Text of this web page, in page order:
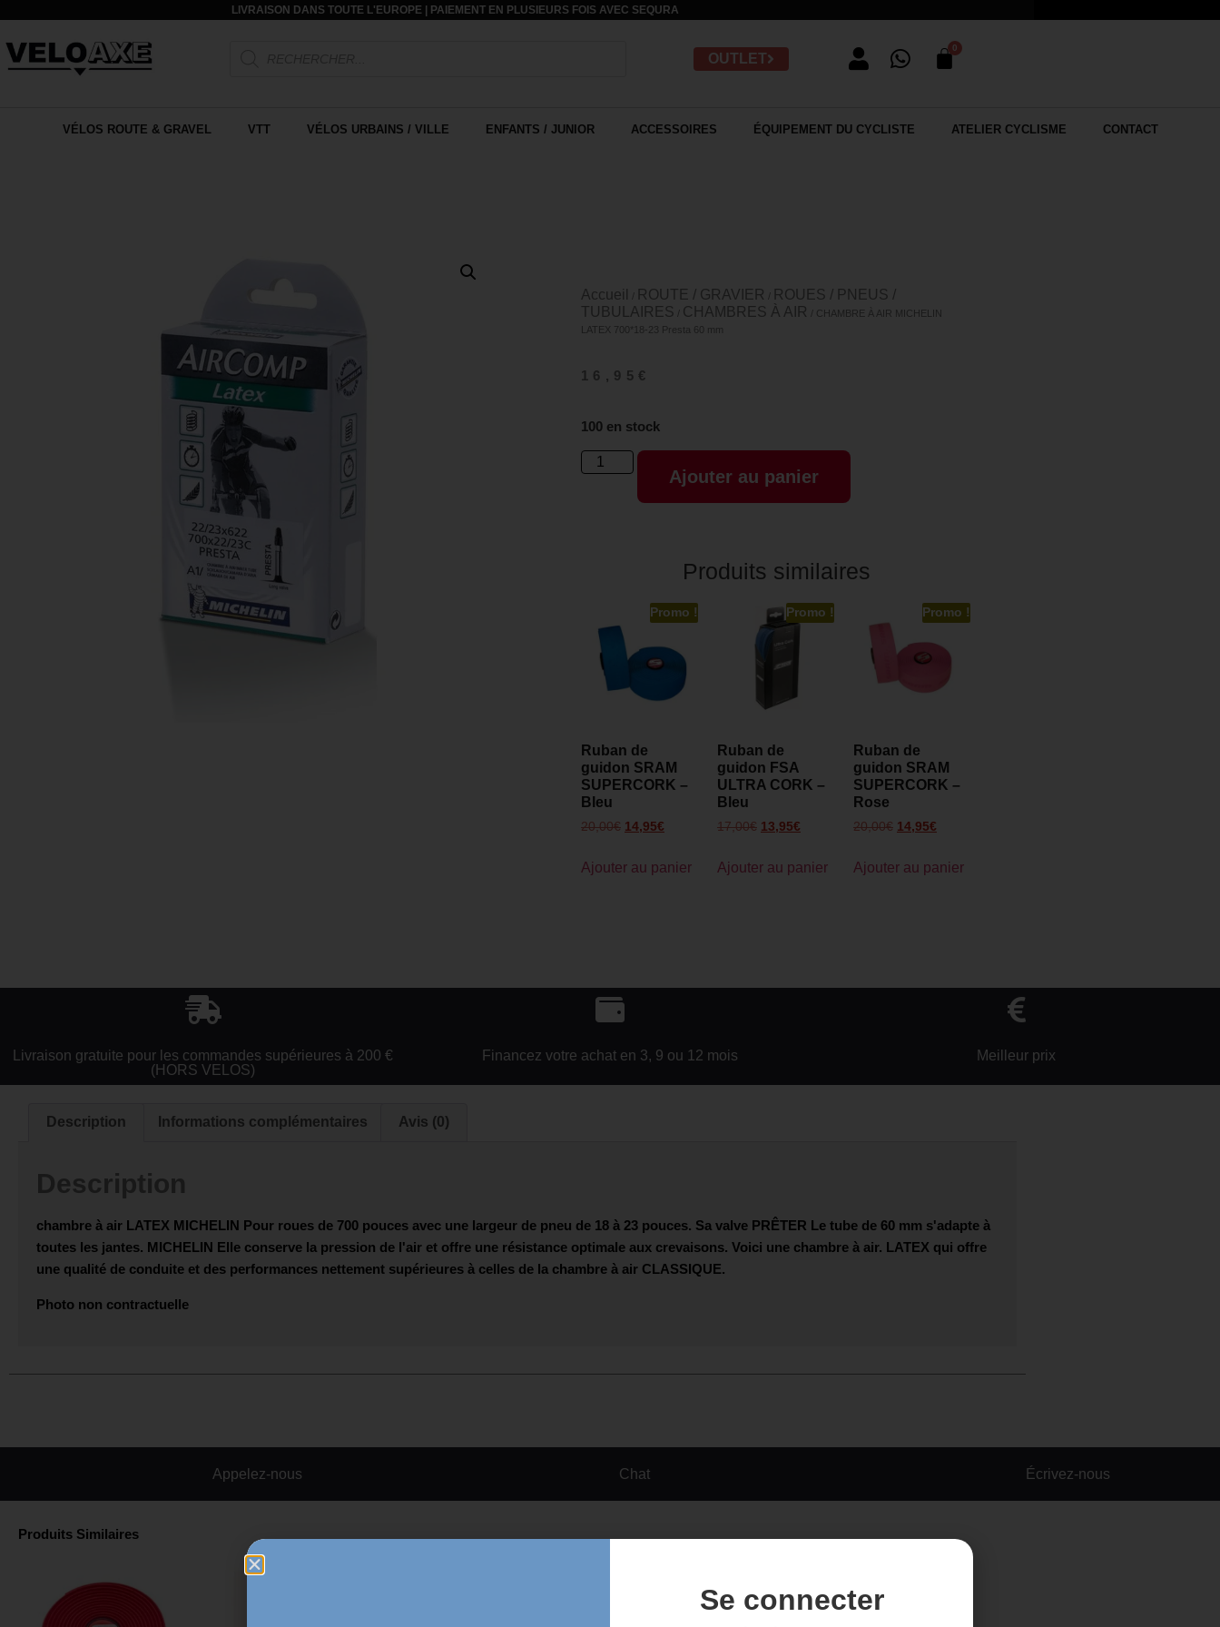
LIVRAISON DANS TOUTE L'EUROPE | PAIEMENT EN PLUSIEURS FOIS AVEC SEQURA
OUTLET
VÉLOS ROUTE & GRAVEL VTT VÉLOS URBAINS / VILLE ENFANTS / JUNIOR ACCESSOIRES ÉQUIPEMENT DU CYCLISTE ATELIER CYCLISME CONTACT
Accueil ROUTE / GRAVIER
ROUES / PNEUS /
TUBULAIRES
CHAMBRES À AIR
/ CHAMBRE À AIR MICHELIN
LATEX 700*18-23 Presta 60 mm
16,95 €
100 en stock
Ajouter au panier
Produits similaires
Promo !
Ruban de
guidon SRAM
SUPERCORK –
Bleu
20,00€ 14,95€
Ajouter au panier
Promo !
Ruban de
guidon FSA
ULTRA CORK –
Bleu
17,00€ 13,95€
Ajouter au panier
Promo !
Ruban de
guidon SRAM
SUPERCORK –
Rose
20,00€ 14,95€
Ajouter au panier
Livraison gratuite pour les commandes supérieures à 200 €
(HORS VELOS)
Financez votre achat en 3, 9 ou 12 mois Meilleur prix
Description Informations complémentaires Avis (0)
Description
chambre à air LATEX MICHELIN Pour roues de 700 pouces avec une largeur de pneu de 18 à 23 pouces. Sa valve PRÊTER Le tube de 60 mm s'adapte à
toutes les jantes. MICHELIN Elle conserve la pression de l'air et offre une résistance optimale aux crevaisons. Voici une chambre à air. LATEX qui offre
une qualité de conduite et des performances nettement supérieures à celles de la chambre à air CLASSIQUE.
Photo non contractuelle
Appelez-nous Chat Écrivez-nous
Produits Similaires
Se connecter